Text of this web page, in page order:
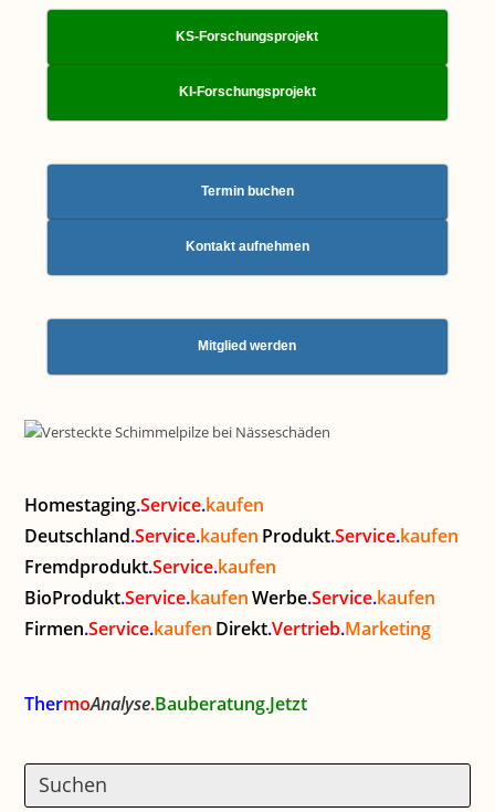
KS-Forschungsprojekt
KI-Forschungsprojekt
Termin buchen
Kontakt aufnehmen
Mitglied werden
Homestaging.Service.kaufen
Deutschland.Service.kaufen Produkt.Service.kaufen
Fremdprodukt.Service.kaufen
BioProdukt.Service.kaufen Werbe.Service.kaufen
Firmen.Service.kaufen Direkt.Vertrieb.Marketing
ThermoAnalyse.Bauberatung.Jetzt